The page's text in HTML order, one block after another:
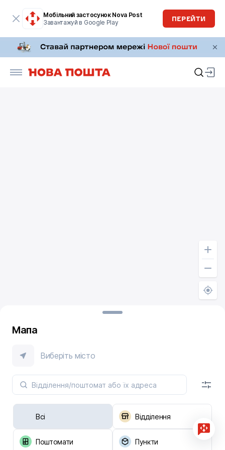
Мобільний застосунок Nova Post
Завантажуй в Google Play
ПЕРЕЙТИ
Мапа
Виберіть місто
Всі Відділення
Поштомати Пункти